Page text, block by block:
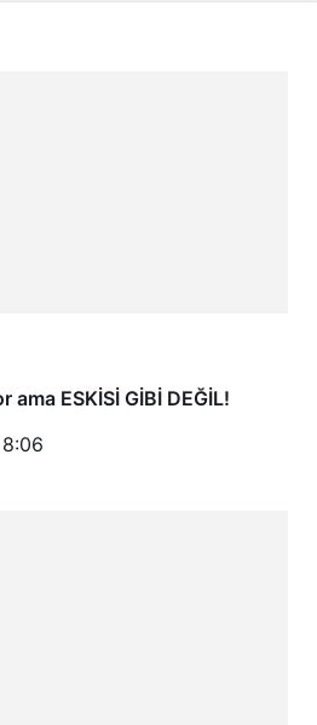
ESKİSİ GİBİ DEĞİL!